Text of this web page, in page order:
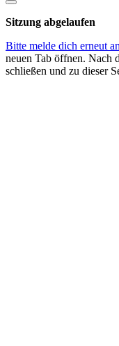
Dialog
schließen
Sitzung abgelaufen
Bitte melde dich erneut
neuen Tab öffnen. Nach
schließen und zu dieser